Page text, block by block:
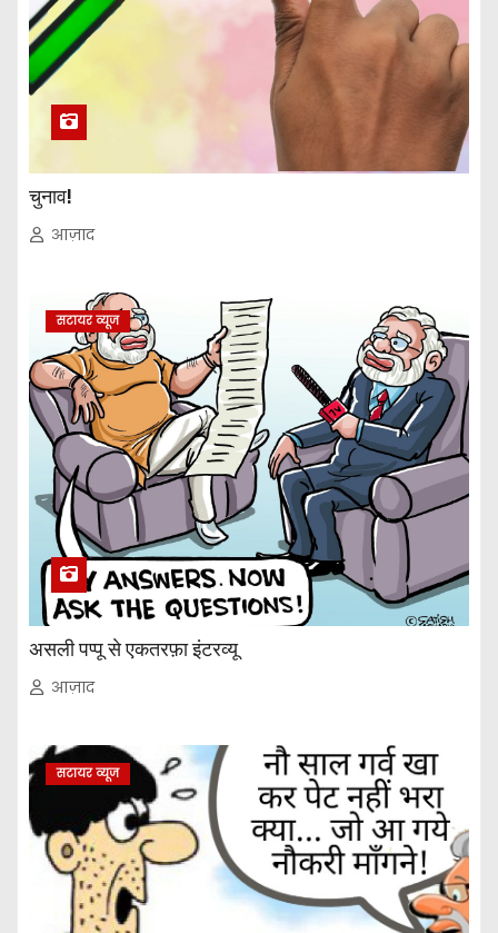
चुनाव!
आज़ाद
सटायर व्यूज
असली पप्पू से एकतरफ़ा इंटरव्यू
आज़ाद
सटायर व्यूज